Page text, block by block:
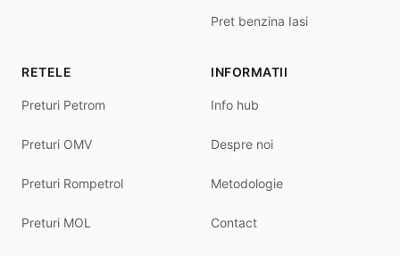
Pret benzina Iasi
RETELE
Preturi Petrom
Preturi OMV
Preturi Rompetrol
Preturi MOL
INFORMATII
Info hub
Despre noi
Metodologie
Contact